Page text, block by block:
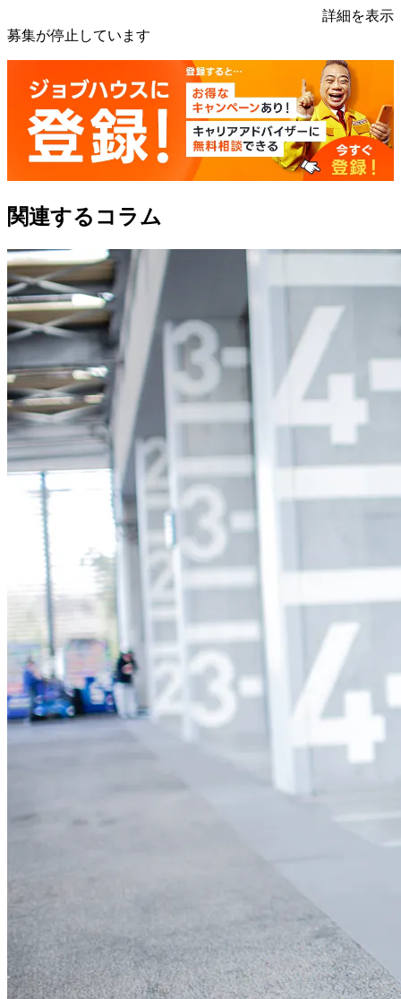
詳細を表示
募集が停止しています
関連するコラム